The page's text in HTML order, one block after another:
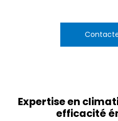
Expertise en
efficacité